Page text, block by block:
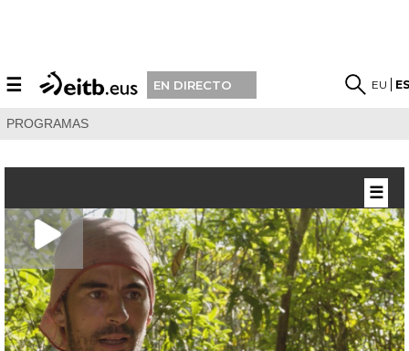
☰ EN DIRECTO EU
PROGRAMAS
☰